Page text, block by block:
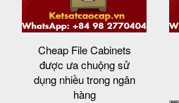
Cheap File Cabinets
được ưa chuộng sử
dụng nhiều trong ngân
hàng